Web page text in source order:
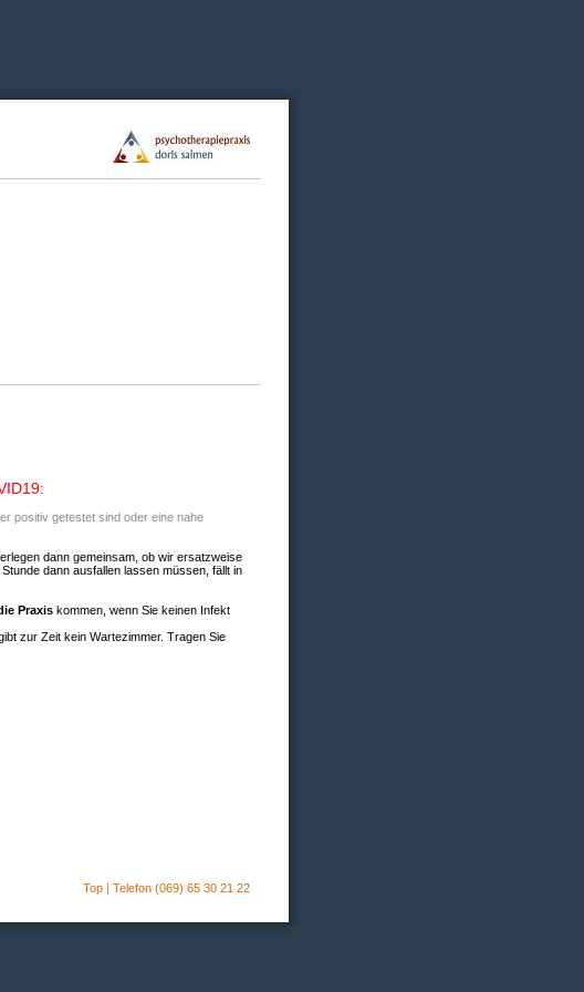
positiv getestet sind oder eine nahe
dann gemeinsam, ob wir ersatzweise
dann ausfallen lassen müssen, fällt in
Praxis kommen, wenn Sie keinen Infekt
zur Zeit kein Wartezimmer. Tragen Sie
Top | Telefon (069) 65 30 21 22